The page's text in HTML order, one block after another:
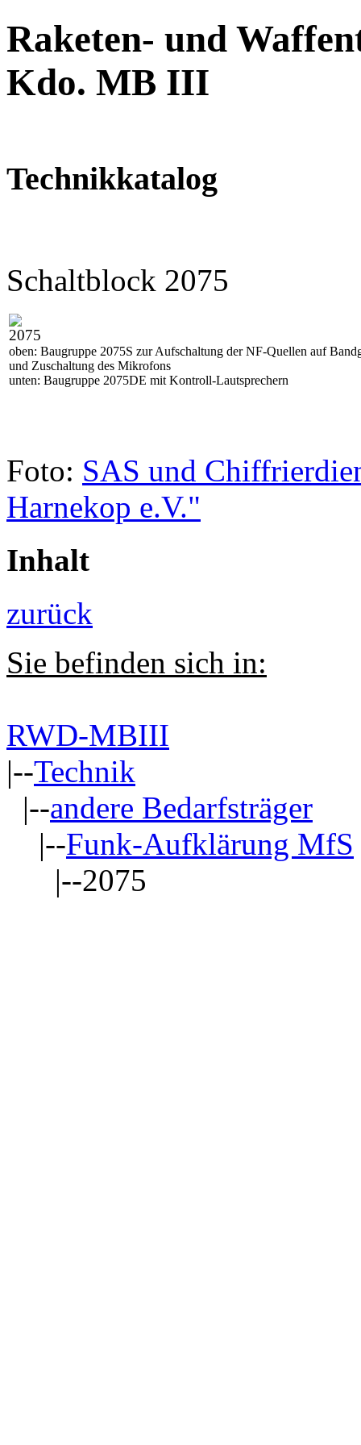
Raketen- und
Kdo. MB III
Technikkatalog
Schaltblock 2075
oben: Baugruppe 2075S zur Aufschaltung der NF-Quellen auf
und Zuschaltung des Mikrofons
unten: Baugruppe 2075DE mit Kontroll-Lautsprechern
Foto: SAS und
Harnekop e.V."
Inhalt
zurück
Sie befinden sich in:
RWD-MBIII
|--Technik
|--andere Bedarfsträger
|--Funk-Aufklärung MfS
|--2075